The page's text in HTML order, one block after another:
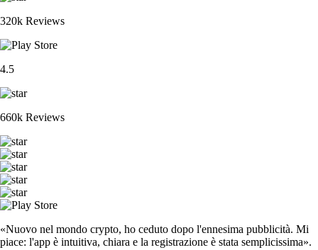
320k Reviews
4.5
660k Reviews
«Nuovo nel mondo crypto, ho ceduto dopo l'ennesima pubblicità. Mi
piace: l'app è intuitiva, chiara e la registrazione è stata semplicissima».